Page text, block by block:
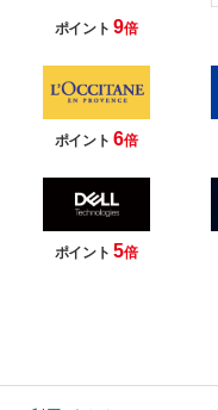
ポイント9倍
ポイント6倍
ポイント5倍